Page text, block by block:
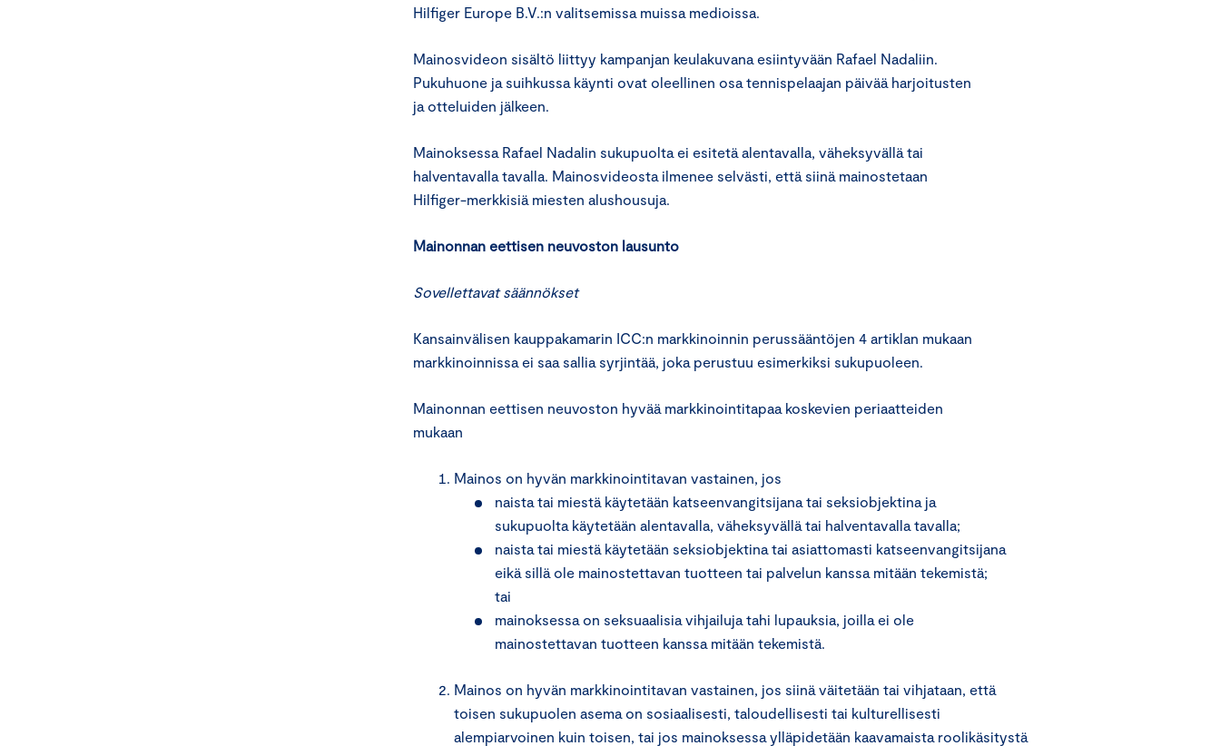
Hilfiger Europe B.V.:n valitsemissa muissa medioissa.
Mainosvideon sisältö liittyy kampanjan keulakuvana esiintyvään Rafael Nadaliin.
Pukuhuone ja suihkussa käynti ovat oleellinen osa tennispelaajan päivää harjoitusten
ja otteluiden jälkeen.
Mainoksessa Rafael Nadalin sukupuolta ei esitetä alentavalla, väheksyvällä tai
halventavalla tavalla. Mainosvideosta ilmenee selvästi, että siinä mainostetaan
Hilfiger-merkkisiä miesten alushousuja.
Mainonnan eettisen neuvoston lausunto
Sovellettavat säännökset
Kansainvälisen kauppakamarin ICC:n markkinoinnin perussääntöjen 4 artiklan mukaan
markkinoinnissa ei saa sallia syrjintää, joka perustuu esimerkiksi sukupuoleen.
Mainonnan eettisen neuvoston hyvää markkinointitapaa koskevien periaatteiden
mukaan
Mainos on hyvän markkinointitavan vastainen, jos
naista tai miestä käytetään katseenvangitsijana tai seksiobjektina ja
sukupuolta käytetään alentavalla, väheksyvällä tai halventavalla tavalla;
naista tai miestä käytetään seksiobjektina tai asiattomasti katseenvangitsijana
eikä sillä ole mainostettavan tuotteen tai palvelun kanssa mitään tekemistä;
tai
mainoksessa on seksuaalisia vihjailuja tahi lupauksia, joilla ei ole
mainostettavan tuotteen kanssa mitään tekemistä.
Mainos on hyvän markkinointitavan vastainen, jos siinä väitetään tai vihjataan, että
toisen sukupuolen asema on sosiaalisesti, taloudellisesti tai kulturellisesti
alempiarvoinen kuin toisen, tai jos mainoksessa ylläpidetään kaavamaista roolikäsitystä